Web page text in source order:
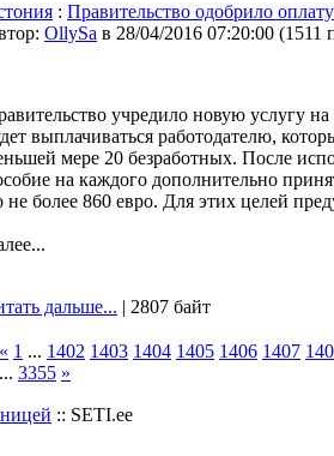
: Правительство одобрило
OllySa в 28/04/2016 07:20:00 (1511
учредило новую услугу
выплачиваться работодателю,
мере 20 безработных. После
на каждого дополнительно
не более 860 евро. Для этих целей
дальше... | 2807 байт
« 1 ... 1402 1403 1404 1405 1406 1407
... 3355 »
:: SETI.ee